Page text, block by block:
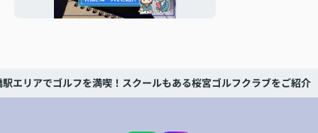
駅エリアでゴルフを満喫！スクールもある桜宮ゴルフクラブをご紹介